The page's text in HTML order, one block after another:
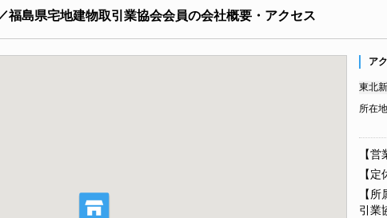
福島県宅地建物取引業協会会員の会社概要・アクセス
ア
東北
所在地
【
【
【
引業